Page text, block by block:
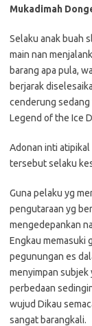
Mukadimah
Selaku anak buah
main nan
barang apa pula,
berjarak
cenderung sedang
Legend of the Ice
Adonan inti atipikal
tersebut selaku
Guna pelaku yg
pengutaraan yg
mengedepankan
Engkau memasuki
pegunungan es
menyimpan
perbedaan
wujud Dikau
sangat barangkali.